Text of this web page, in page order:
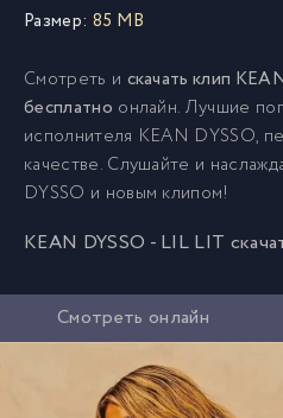
Размер: 85 MB
Смотреть и скачать клип
бесплатно онлайн. Лучшие
исполнителя KEAN DYSSO,
качестве. Слушайте и
DYSSO и новым клипом!
KEAN DYSSO - LIL LIT
Смотреть онлайн